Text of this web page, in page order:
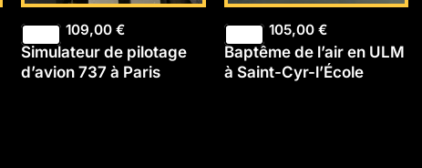
109,00€
Simulateur de pilotage
d’avion 737 à Paris
105,00 €
Baptême de l’air en ULM
à Saint-Cyr-l’École